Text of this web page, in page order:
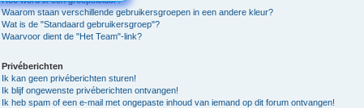
Waarom staan verschillende gebruikersgroepen in een andere kleur?
Wat is de "Standaard gebruikersgroep"?
Waarvoor dient de "Het Team"-link?
Privéberichten
Ik kan geen privéberichten sturen!
Ik blijf ongewenste privéberichten ontvangen!
Ik heb spam of een e-mail met ongepaste inhoud van iemand op dit forum ontvangen!